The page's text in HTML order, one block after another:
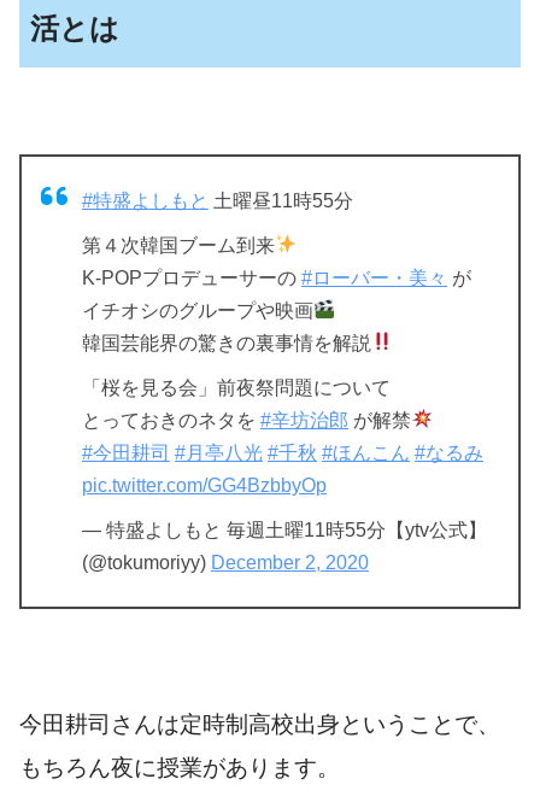
活とは
#特盛よしもと 土曜昼11時55分
第４次韓国ブーム到来
K-POPプロデューサーの #ローバー・美々 が
イチオシのグループや映画
韓国芸能界の驚きの裏事情を解説
「桜を見る会」前夜祭問題について
とっておきのネタを #辛坊治郎 が解禁
#今田耕司 #月亭八光 #千秋 #ほんこん #なるみ
pic.twitter.com/GG4BzbbyOp
— 特盛よしもと 毎週土曜11時55分【ytv公式】
(@tokumoriyy) December 2, 2020
今田耕司さんは定時制高校出身ということで、
もちろん夜に授業があります。